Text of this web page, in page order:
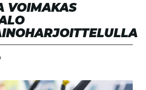
VOIMAKAS